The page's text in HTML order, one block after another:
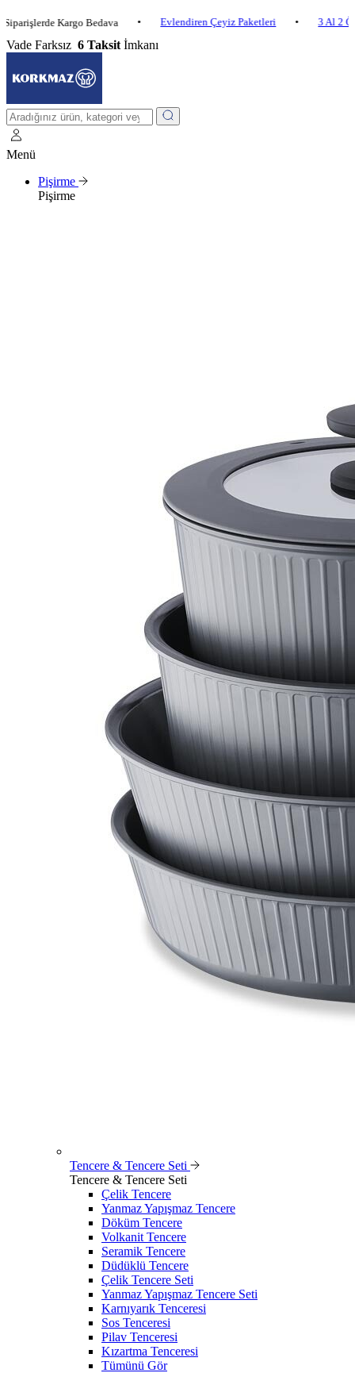
Kargo Bedava • Evlendiren Çeyiz Paketleri • 3 Al 2 Öde •
Vade Farksız 6 Taksit İmkanı
Menü
Pişirme
Pişirme
Tencere & Tencere Seti
Tencere & Tencere Seti
Çelik Tencere
Yanmaz Yapışmaz Tencere
Döküm Tencere
Volkanit Tencere
Seramik Tencere
Düdüklü Tencere
Çelik Tencere Seti
Yanmaz Yapışmaz Tencere Seti
Karnıyarık Tenceresi
Sos Tenceresi
Pilav Tenceresi
Kızartma Tenceresi
Tümünü Gör